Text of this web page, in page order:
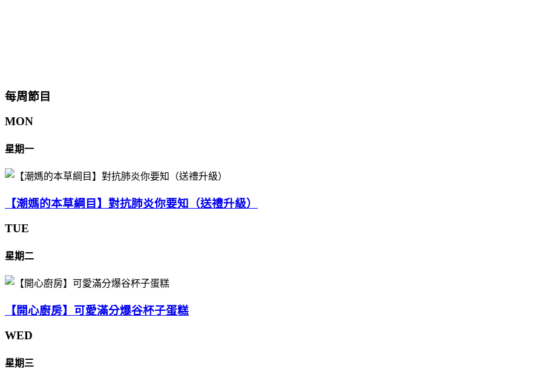
每周節目
MON
星期一
【潮媽的本草綱目】對抗肺炎你要知（送禮升級）
TUE
星期二
【開心廚房】可愛滿分爆谷杯子蛋糕
WED
星期三